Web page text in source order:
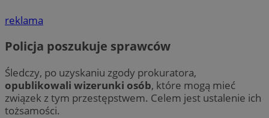
reklama
Policja poszukuje sprawców
Śledczy, po uzyskaniu zgody prokuratora,
opublikowali wizerunki osób, które mogą mieć
związek z tym przestępstwem. Celem jest ustalenie ich
tożsamości.